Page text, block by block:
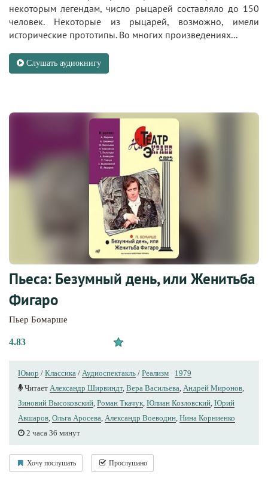
некоторым легендам, число рыцарей составляло до 150
человек. Некоторые из рыцарей, возможно, имели
исторические прототипы. Во многих произведениях...
Слушать аудиокнигу
Пьеса: Безумный день, или Женитьба
Фигаро
Пьер Бомарше
4.83
Юмор / Классика / Аудиоспектакль / Реализм · 1979
Читает Александр Ширвиндт, Вера Васильева Андрей Миронов
Зиновий Высоковский Роман Ткачук Юлиан Козловский Юрий
Авшаров Ольга Аросева Александр Воеводин Нина Корниенко
2 часа 36 минут
Хочу послушать Прослушано